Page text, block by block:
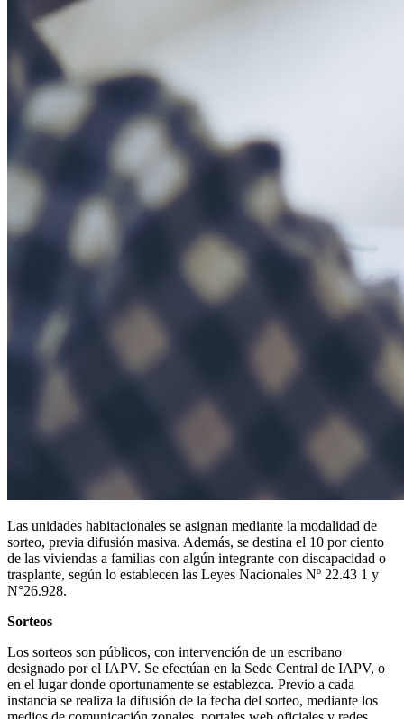
Las unidades habitacionales se asignan mediante la modalidad de
sorteo, previa difusión masiva. Además, se destina el 10 por ciento
de las viviendas a familias con algún integrante con discapacidad o
trasplante, según lo establecen las Leyes Nacionales Nº 22.43 1 y
N°26.928.
Sorteos
Los sorteos son públicos, con intervención de un escribano
designado por el IAPV. Se efectúan en la Sede Central de IAPV, o
en el lugar donde oportunamente se establezca. Previo a cada
instancia se realiza la difusión de la fecha del sorteo, mediante los